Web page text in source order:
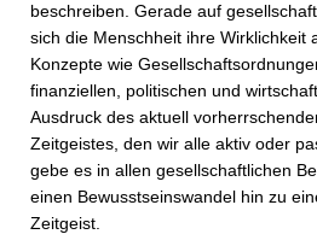
beschreiben. Gerade auf
sich die Menschheit ihre Wirklichkeit
Konzepte wie
finanziellen, politischen und
Ausdruck des aktuell
Zeitgeistes, den wir alle aktiv oder
gebe es in allen gesellschaftlichen
einen Bewusstseinswandel hin zu
Zeitgeist.